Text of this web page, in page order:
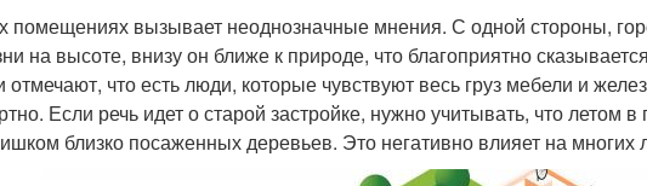
помещениях вызывает неоднозначные мнения. С одной стороны,
на высоте, внизу он ближе к природе, что благоприятно
что есть люди, которые чувствуют весь груз мебели и
Если речь идет о старой застройке, нужно учитывать, что летом
близко посаженных деревьев. Это негативно влияет на многих